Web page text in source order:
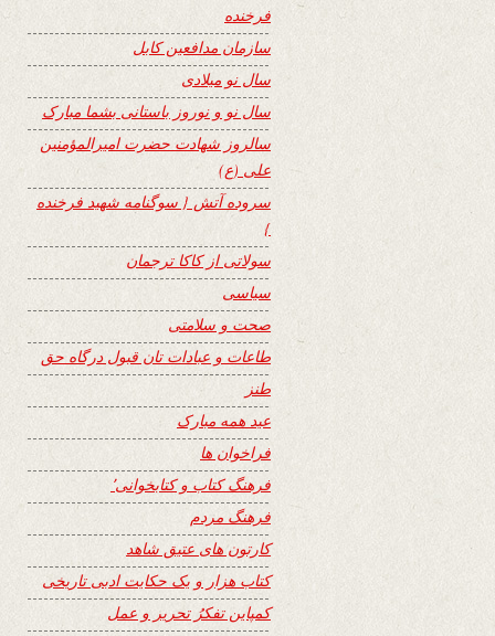
فرخنده
سازمان مدافعین کابل
سال نو میلادی
سال نو و نوروز باستانی بشما مبارک
سالروز شهادت حضرت امیرالمؤمنین
علی (ع)
سروده آتش { سوگنامه شهید فرخنده
}
سولاتی از کاکا ترجمان
سیاسی
صحت و سلامتی
طاعات و عبادات تان قبول درگاه حق
طنز
عید همه مبارک
فراخوان ها
فرهنگ کتاب و کتابخوانی٬
فرهنگ مردم
کارتون های عتیق شاهد
کتاب هزار و یک حکایت ادبی تاریخی
کمپاین تفکرُ تحریر و عمل